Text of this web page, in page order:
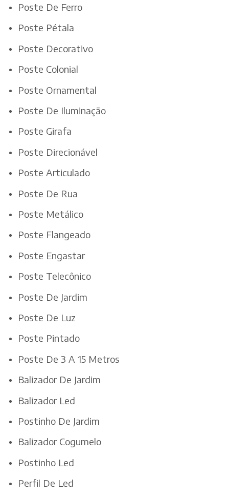
Poste De Ferro
Poste Pétala
Poste Decorativo
Poste Colonial
Poste Ornamental
Poste De Iluminação
Poste Girafa
Poste Direcionável
Poste Articulado
Poste De Rua
Poste Metálico
Poste Flangeado
Poste Engastar
Poste Telecônico
Poste De Jardim
Poste De Luz
Poste Pintado
Poste De 3 A 15 Metros
Balizador De Jardim
Balizador Led
Postinho De Jardim
Balizador Cogumelo
Postinho Led
Perfil De Led